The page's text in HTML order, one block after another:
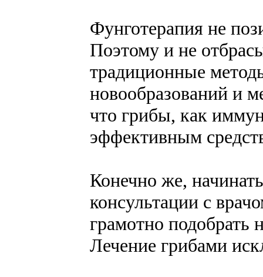
Фунготерапия не
Поэтому и не
традиционные
новообразований и
что грибы, как
эффективным
Конечно же,
консультации с
грамотно подобрать
Лечение грибами